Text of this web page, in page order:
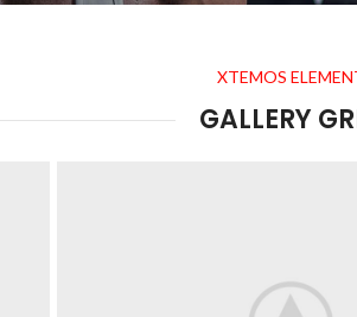
XTEMOS
GALLERY